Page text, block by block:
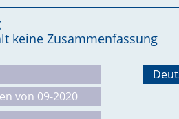
keine Zusammenfassung
von 09-2020